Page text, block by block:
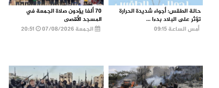
حالة الطقس: أجواء شديدة الحرارة
تؤثر على البلاد بدءا ...
أمس الساعة 09:15
70 ألفا يؤدون صلاة الجمعة في
المسجد الأقصى
الجمعة 07/08/2026
20:51